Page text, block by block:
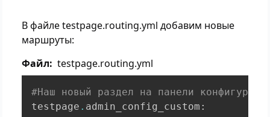
В файле testpage.routing.yml добавим новые
маршруты:
Файл
testpage.routing.yml
#Наш новый раздел на панели
testpage . admin_config_custom :